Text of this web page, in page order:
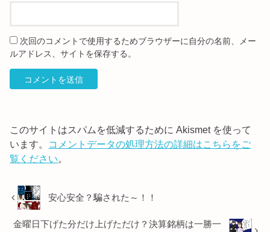
次回のコメントで使用するためブラウザーに自分の名前、メー
ルアドレス、サイトを保存する。
このサイトはスパムを低減するために Akismet を使って
います。 コメントデータの処理方法の詳細はこちらをご
覧ください。
安心安全？騙された～！！
金曜日下げた分だけ上げただけ？決算銘柄は一勝一